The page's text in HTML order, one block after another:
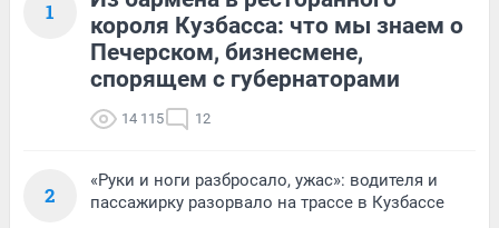
1
короля Кузбасса: что мы знаем о
Печерском, бизнесмене,
спорящем с губернаторами
14 115 12
2
«Руки и ноги разбросало, ужас»: водителя и
пассажирку разорвало на трассе в Кузбассе